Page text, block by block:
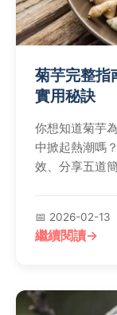
菊芋完整指
實用秘訣
你想知道菊芋
中掀起熱潮嗎
效、分享五道
📅 2026-02-13
繼續閱讀